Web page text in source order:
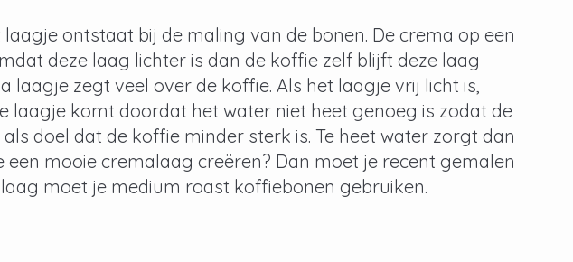
ontstaat bij de maling van de bonen. De crema op een
deze laag lichter is dan de koffie zelf blijft deze laag
laagje zegt veel over de koffie. Als het laagje vrij licht is,
laagje komt doordat het water niet heet genoeg is zodat de
doel dat de koffie minder sterk is. Te heet water zorgt dan
mooie cremalaag creëren? Dan moet je recent gemalen
moet je medium roast koffiebonen gebruiken.